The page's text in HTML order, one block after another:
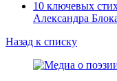
10 ключевых
Александра
Назад к списку